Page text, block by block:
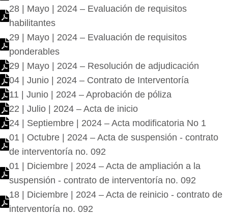
28 | Mayo | 2024 – Evaluación de requisitos
habilitantes
29 | Mayo | 2024 – Evaluación de requisitos
ponderables
29 | Mayo | 2024 – Resolución de adjudicación
04 | Junio | 2024 – Contrato de Interventoría
11 | Junio | 2024 – Aprobación de póliza
22 | Julio | 2024 – Acta de inicio
24 | Septiembre | 2024 – Acta modificatoria No 1
01 | Octubre | 2024 – Acta de suspensión - contrato
de interventoría no. 092
01 | Diciembre | 2024 – Acta de ampliación a la
suspensión - contrato de interventoría no. 092
18 | Diciembre | 2024 – Acta de reinicio - contrato de
interventoría no. 092